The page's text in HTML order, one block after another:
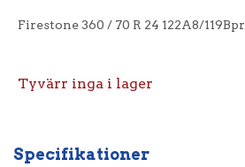
Firestone 360 / 70 R 24 122A8/119Bpr
Tyvärr inga i lager
Specifikationer